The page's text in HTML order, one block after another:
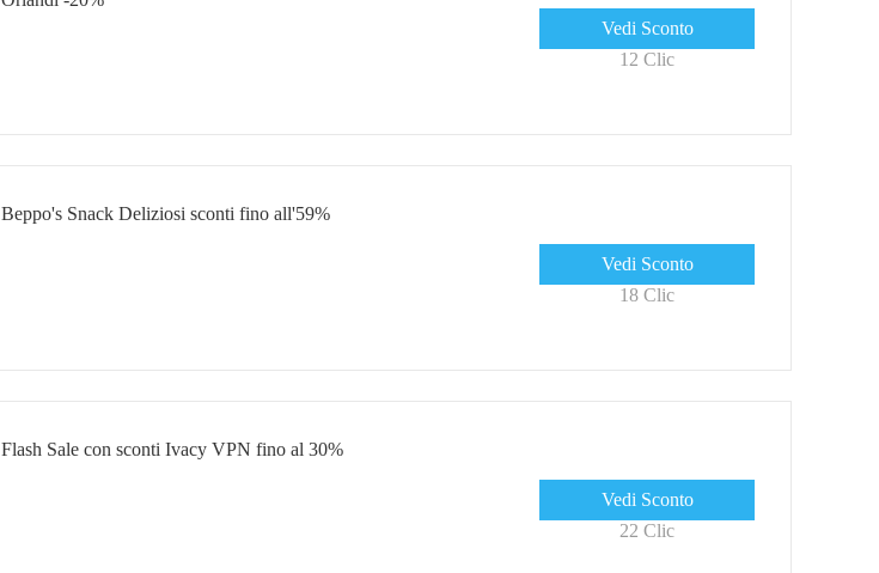
Vedi Sconto
12 Clic
Beppo's Snack Deliziosi sconti fino all'59%
Vedi Sconto
18 Clic
Flash Sale con sconti Ivacy VPN fino al 30%
Vedi Sconto
22 Clic